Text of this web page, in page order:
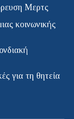
Μερτς
κοινωνικής
για τη θητεία